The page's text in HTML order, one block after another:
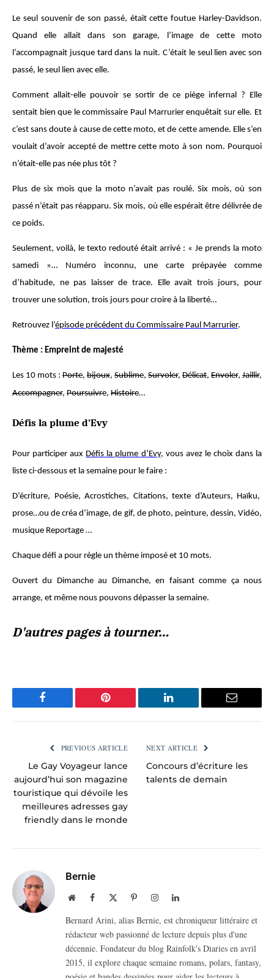
Le seul souvenir de son passé, était cette foutue Harley-Davidson.
Quand elle allait dans son garage, l’image de cette moto
l’accompagnait jusque tard dans la nuit. C’était le seul lien avec son
passé, le seul lien avec elle.
Comment allait-elle pouvoir se sortir de ce piège infernal ? Elle
sentait bien que le commissaire Paul Marrurier enquêtait sur elle. Et
c’est sans doute à cause de cette moto, et de cette amende. Elle s’en
voulait d’avoir accepté de mettre cette moto à son nom. Pourquoi
n’était-elle pas née plus tôt ?
Plus de six mois que la moto n’avait pas roulé. Six mois, où son
passé n’était pas réapparu. Six mois, où elle espérait être délivrée de
ce poids.
Seulement, voilà, le texto redouté était arrivé : « Je prends la moto
samedi »… Numéro inconnu, une carte prépayée comme
d’habitude, ne pas laisser de trace. Elle avait trois jours, pour
trouver une solution, trois jours pour croire à la liberté…
Retrouvez l’épisode précédent du Commissaire Paul Marrurier.
Thème : Empreint de majesté
Les 10 mots : Porte, bijoux, Sublime, Survoler, Délicat, Envoler, Jaillir,
Accompagner, Poursuivre, Histoire…
Défis la plume d’Evy
Pour participer aux Défis la plume d’Evy, vous avez le choix dans la
liste ci-dessous et la semaine pour le faire :
D’écriture, Poésie, Acrostiches, Citations, texte d’Auteurs, Haïku,
prose…ou de créa d’image, de gif, de photo, peinture, dessin, Vidéo,
musique Reportage …
Chaque défi a pour règle un thème imposé et 10 mots.
Ouvert du Dimanche au Dimanche, en faisant comme ça nous
arrange, et même nous pouvons dépasser la semaine.
D'autres pages à tourner…
Facebook Pinterest LinkedIn Email
PREVIOUS ARTICLE
Le Gay Voyageur lance
aujourd’hui son magazine
touristique qui dévoile les
meilleures adresses gay
friendly dans le monde
NEXT ARTICLE
Concours d’écriture les
talents de demain
Bernie
WebsiteFacebook PinterestInstagramLinkedIn
Bernard Arini, alias Bernie, est chroniqueur littéraire et
rédacteur web passionné de lecture depuis plus d'une
décennie. Fondateur du blog Rainfolk's Diaries en avril
2015, il explore chaque semaine romans, polars, fantasy,